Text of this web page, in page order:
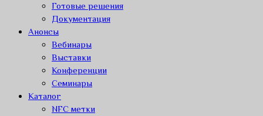
Готовые решения
Документация
Анонсы
Вебинары
Выставки
Конференции
Семинары
Каталог
NFC метки